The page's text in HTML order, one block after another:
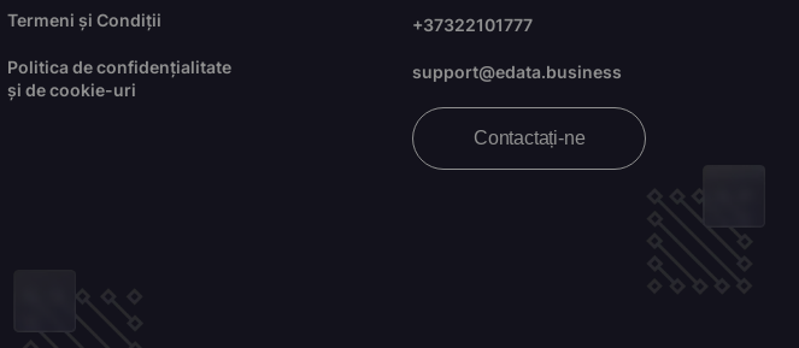
Termeni și Condiții
Politica de confidențialitate
și de cookie-uri
+37322101777
support@edata.business
Contactați-ne